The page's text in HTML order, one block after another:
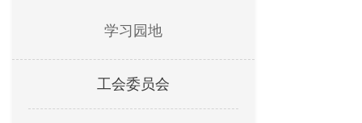
学习园地
工会委员会